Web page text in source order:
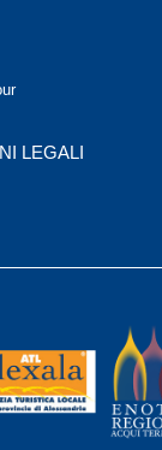
LEGALI